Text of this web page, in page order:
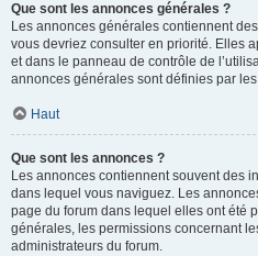
Que sont les annonces générales ?
Les annonces générales contiennent
vous devriez consulter en priorité. Elles
et dans le panneau de contrôle de
annonces générales sont définies par
Haut
Que sont les annonces ?
Les annonces contiennent souvent des
dans lequel vous naviguez. Les
page du forum dans lequel elles ont été
générales, les permissions concernant
administrateurs du forum.